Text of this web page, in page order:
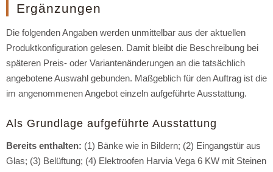
Ergänzungen
Die folgenden Angaben werden unmittelbar aus der aktuellen
Produktkonfiguration gelesen. Damit bleibt die Beschreibung bei
späteren Preis- oder Variantenänderungen an die tatsächlich
angebotene Auswahl gebunden. Maßgeblich für den Auftrag ist die
im angenommenen Angebot einzeln aufgeführte Ausstattung.
Als Grundlage aufgeführte Ausstattung
Bereits enthalten: (1) Bänke wie in Bildern; (2) Eingangstür aus
Glas; (3) Belüftung; (4) Elektroofen Harvia Vega 6 KW mit Steinen